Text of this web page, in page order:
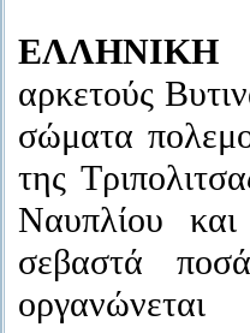
ΕΛΛΗΝΙΚΗ
αρκετούς
σώματα
της
Ναυπλίου
σεβαστά